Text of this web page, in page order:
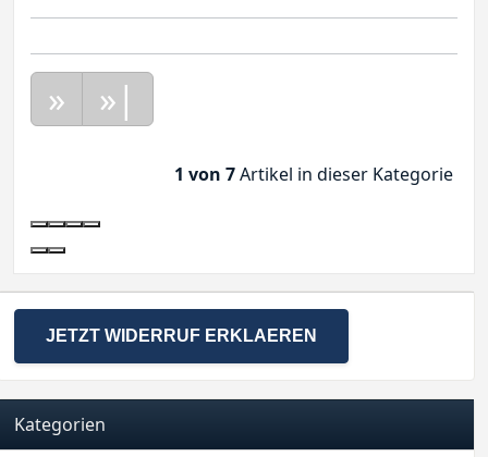
» »|
1 von 7Artikel in dieser Kategorie
JETZT WIDERRUF ERKLAEREN
Kategorien